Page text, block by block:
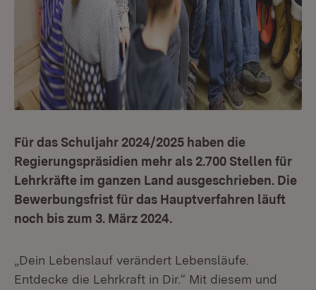
Für das Schuljahr 2024/2025 haben die
Regierungspräsidien mehr als 2.700 Stellen für
Lehrkräfte im ganzen Land ausgeschrieben. Die
Bewerbungsfrist für das Hauptverfahren läuft
noch bis zum 3. März 2024.
„Dein Lebenslauf verändert Lebensläufe.
Entdecke die Lehrkraft in Dir.“ Mit diesem und